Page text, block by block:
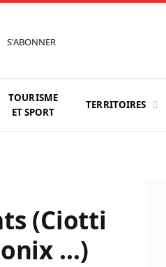
S'ABONNER
TOURISME
ET SPORT
TERRITOIRES
(Ciotti
…)